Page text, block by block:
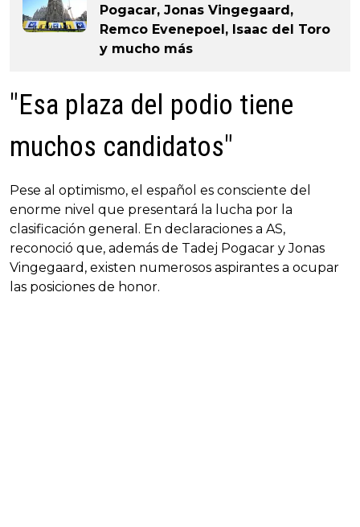
Pogacar, Jonas Vingegaard,
Remco Evenepoel, Isaac del Toro
y mucho más
"Esa plaza del podio tiene
muchos candidatos"
Pese al optimismo, el español es consciente del
enorme nivel que presentará la lucha por la
clasificación general. En declaraciones a AS,
reconoció que, además de Tadej Pogacar y Jonas
Vingegaard, existen numerosos aspirantes a ocupar
las posiciones de honor.